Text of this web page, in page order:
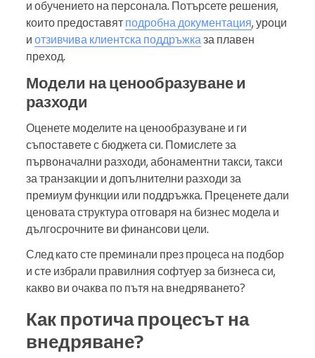
и обучението на персонала. Потърсете решения,
които предоставят подробна документация, уроци
и отзивчива клиентска поддръжказа плавен
преход.
Модели на ценообразуване и
разходи
Оценете моделите на ценообразуване и ги
съпоставете с бюджета си. Помислете за
първоначални разходи, абонаментни такси, такси
за транзакции и допълнителни разходи за
премиум функции или поддръжка. Преценете дали
ценовата структура отговаря на бизнес модела и
дългосрочните ви финансови цели.
След като сте преминали през процеса на подбор
и сте избрали правилния софтуер за бизнеса си,
какво ви очаква по пътя на внедряването?
Как протича процесът на
внедряване?